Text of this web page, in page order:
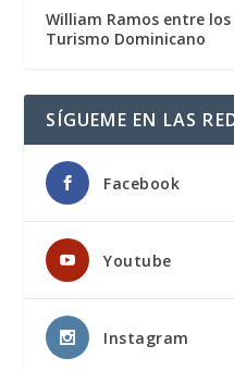
William Ramos entre
Turismo Dominicano
SÍGUEME EN LAS
Facebook
Youtube
Instagram